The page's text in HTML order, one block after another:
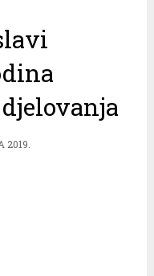
2019.